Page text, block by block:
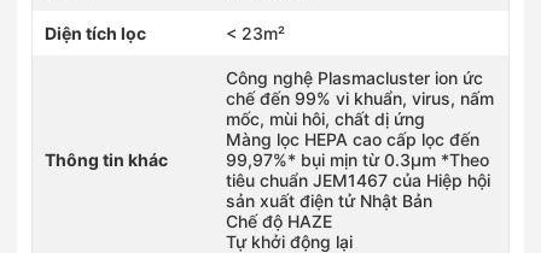
Diện tích lọc < 23m²
Thông tin khác
Công nghệ Plasmacluster ion ức
chế đến 99% vi khuẩn, virus, nấm
mốc, mùi hôi, chất dị ứng
Màng lọc HEPA cao cấp lọc đến
99,97%* bụi mịn từ 0.3µm *Theo
tiêu chuẩn JEM1467 của Hiệp hội
sản xuất điện tử Nhật Bản
Chế độ HAZE
Tự khởi động lại